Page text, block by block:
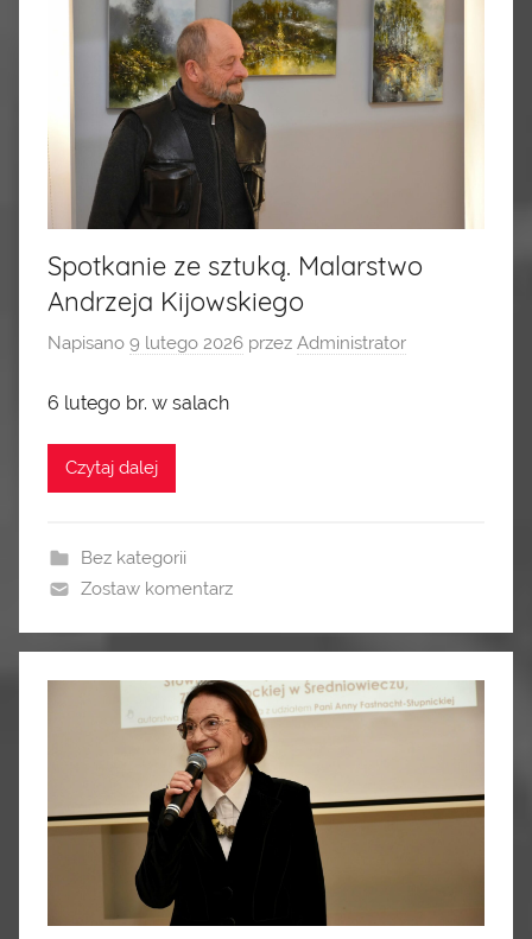
Spotkanie ze sztuką. Malarstwo
Andrzeja Kijowskiego
Napisano 9 lutego 2026 przez Administrator
6 lutego br. w salach
Czytaj dalej
Bez kategorii
Zostaw komentarz